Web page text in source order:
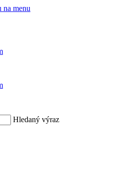
na menu
Hledaný výraz